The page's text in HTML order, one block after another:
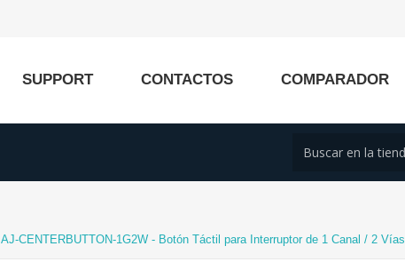
SUPPORT CONTACTOS COMPARADOR
AJ-CENTERBUTTON-1G2W - Botón Táctil para Interruptor de 1 Canal / 2 Vías